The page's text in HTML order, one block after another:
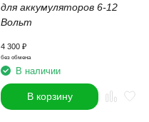
для аккумуляторов 6-12
Вольт
4 300 ₽
без обмена
В наличии
В корзину